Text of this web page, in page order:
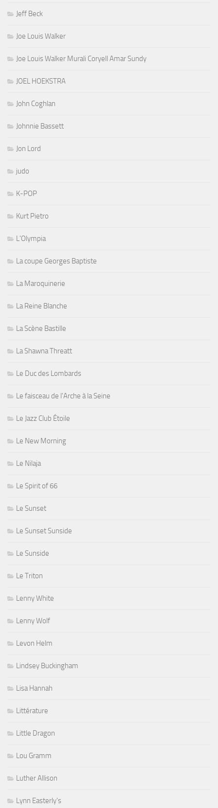
Jeff Beck
Joe Louis Walker
Joe Louis Walker Murali Coryell Amar Sundy
JOEL HOEKSTRA
John Coghlan
Johnnie Bassett
Jon Lord
judo
K-POP
Kurt Pietro
L'Olympia
La coupe Georges Baptiste
La Maroquinerie
La Reine Blanche
La Scène Bastille
La Shawna Threatt
Le Duc des Lombards
Le faisceau de l'Arche à la Seine
Le Jazz Club Étoile
Le New Morning
Le Nilaja
Le Spirit of 66
Le Sunset
Le Sunset Sunside
Le Sunside
Le Triton
Lenny White
Lenny Wolf
Levon Helm
Lindsey Buckingham
Lisa Hannah
Littérature
Little Dragon
Lou Gramm
Luther Allison
Lynn Easterly's